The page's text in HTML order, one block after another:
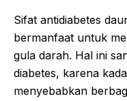
Sifat antidiabetes
bermanfaat untuk
gula darah. Hal ini
diabetes, karena
menyebabkan